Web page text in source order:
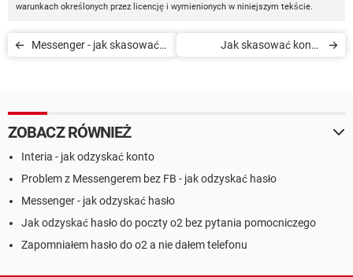
warunkach określonych przez licencję i wymienionych w niniejszym tekście.
Messenger - jak skasować
Jak skasować konto
ZOBACZ RÓWNIEŻ
Interia - jak odzyskać konto
Problem z Messengerem bez FB - jak odzyskać hasło
Messenger - jak odzyskać hasło
Jak odzyskać hasło do poczty o2 bez pytania pomocniczego
Zapomniałem hasło do o2 a nie dałem telefonu